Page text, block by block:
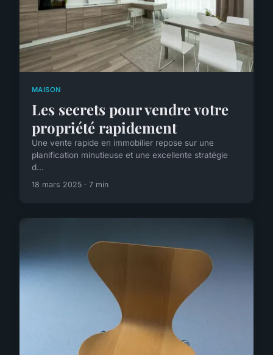
MAISON
Les secrets pour vendre votre
propriété rapidement
Une vente rapide en immobilier repose sur une
planification minutieuse et une excellente stratégie
d...
18 mars 2025 · 7 min